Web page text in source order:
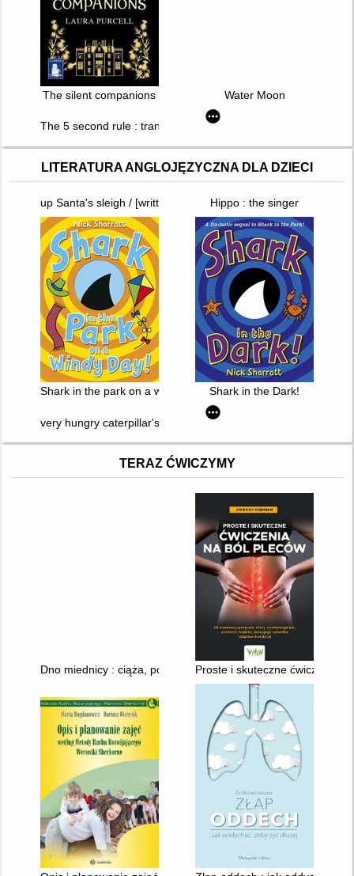
The silent companions Water Moon
The 5 second rule : transform your life, work, and confidence
LITERATURA ANGLOJĘZYCZNA DLA DZIECI
up Santa's sleigh / [written by Fiona Watt ; illustrated by
Hippo : the singer
Shark in the park on a windy day! Shark in the Dark!
very hungry caterpillar's easter egg hunt
TERAZ ĆWICZYMY
Dno miednicy : ciąża, poród, połóg : anatomia i ćwiczenia
Proste i skuteczne ćwiczenia